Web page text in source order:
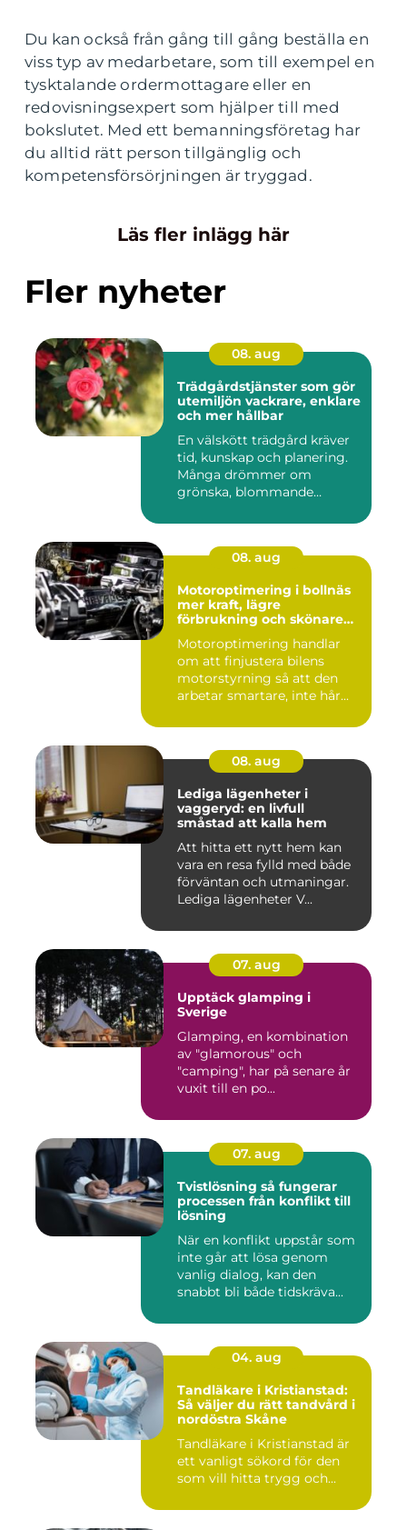
Du kan också från gång till gång beställa en
viss typ av medarbetare, som till exempel en
tysktalande ordermottagare eller en
redovisningsexpert som hjälper till med
bokslutet. Med ett bemanningsföretag har
du alltid rätt person tillgänglig och
kompetensförsörjningen är tryggad.
Läs fler inlägg här
Fler nyheter
08. aug
Trädgårdstjänster som gör
utemiljön vackrare, enklare
och mer hållbar
En välskött trädgård kräver
tid, kunskap och planering.
Många drömmer om
grönska, blommande
08. aug
Motoroptimering i bollnäs
mer kraft, lägre
förbrukning och skönare
Motoroptimering handlar
om att finjustera bilens
motorstyrning så att den
arbetar smartare, inte hår...
08. aug
Lediga lägenheter i
vaggeryd: en livfull
småstad att kalla hem
Att hitta ett nytt hem kan
vara en resa fylld med både
förväntan och utmaningar.
Lediga lägenheter V...
07. aug
Upptäck glamping i
Sverige
Glamping, en kombination
av "glamorous" och
"camping", har på senare år
vuxit till en po...
07. aug
Tvistlösning så fungerar
processen från konflikt till
lösning
När en konflikt uppstår som
inte går att lösa genom
vanlig dialog, kan den
snabbt bli både tidskräva...
04. aug
Tandläkare i Kristianstad:
Så väljer du rätt tandvård i
nordöstra Skåne
Tandläkare i Kristianstad är
ett vanligt sökord för den
som vill hitta trygg och...